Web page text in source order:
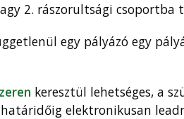
2. rászorultsági csoportba
egy pályázó egy
keresztül lehetséges, a
elektronikusan